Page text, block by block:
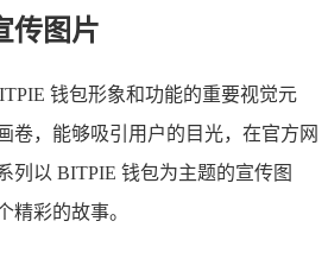
传图片
钱包形象和功能的重要视觉元
卷，能够吸引用户的目光，在官方网
列以 BITPIE 钱包为主题的宣传图
精彩的故事。